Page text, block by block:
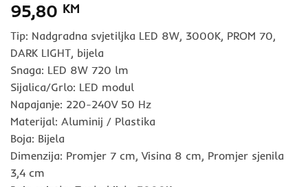
95,80 KM
Tip: Nadgradna svjetiljka LED 8W, 3000K, PROM 70,
DARK LIGHT, bijela
Snaga: LED 8W 720 lm
Sijalica/Grlo: LED modul
Napajanje: 220-240V 50 Hz
Materijal: Aluminij / Plastika
Boja: Bijela
Dimenzija: Promjer 7 cm, Visina 8 cm, Promjer sjenila
3,4 cm